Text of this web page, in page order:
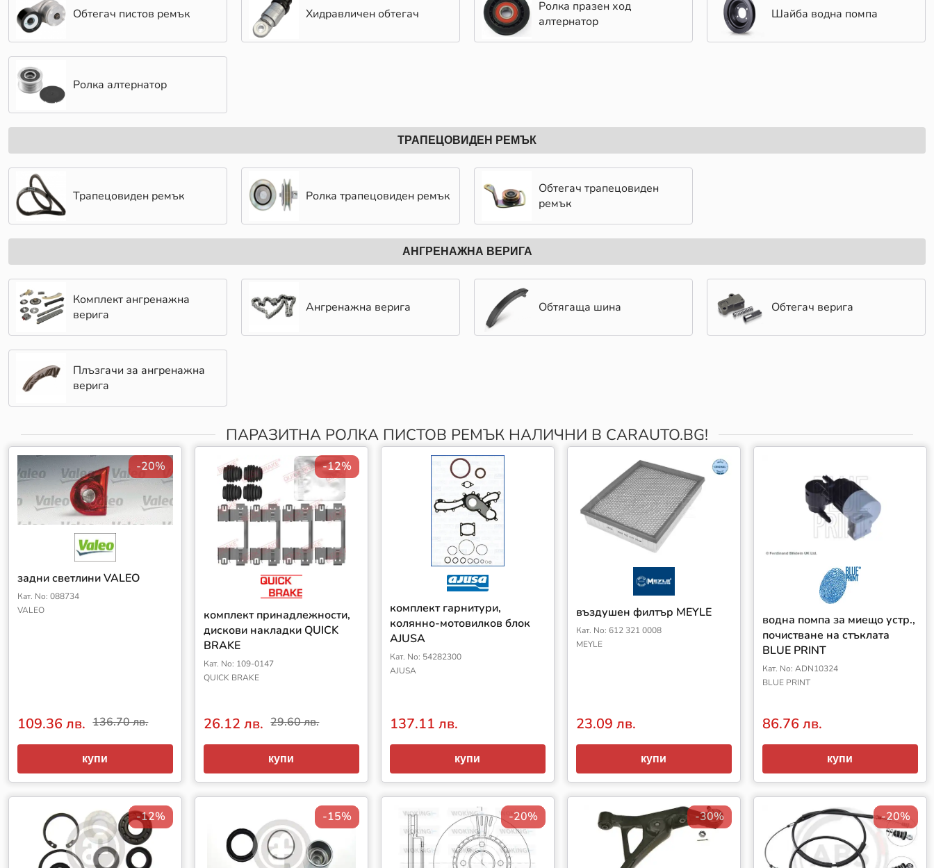
Обтегач пистов ремък Хидравличен обтегач
Ролка празен ход
алтернатор
Шайба водна помпа
Ролка алтернатор
ТРАПЕЦОВИДЕН РЕМЪК
Трапецовиден ремък Ролка трапецовиден ремък
Обтегач трапецовиден
ремък
АНГРЕНАЖНА ВЕРИГА
Комплект ангренажна
верига
Ангренажна верига Обтягаща шина Обтегач верига
Плъзгачи за ангренажна
верига
ПАРАЗИТНА РОЛКА ПИСТОВ РЕМЪК НАЛИЧНИ В CARAUTO.BG!
-20%
задни светлини VALEO
Кат. No: 088734
VALEO
109.36 лв. 136.70 лв.
купи
-12%
комплект принадлежности,
дискови накладки QUICK
BRAKE
Кат. No: 109-0147
QUICK BRAKE
26.12 лв. 29.60 лв.
купи
комплект гарнитури,
колянно-мотовилков блок
AJUSA
Кат. No: 54282300
AJUSA
137.11 лв.
купи
въздушен филтър MEYLE
Кат. No: 612 321 0008
MEYLE
23.09 лв.
купи
водна помпа за миещо устр.,
почистване на стъклата
BLUE PRINT
Кат. No: ADN10324
BLUE PRINT
86.76 лв.
купи
-12% -15% -20% -30% -20%